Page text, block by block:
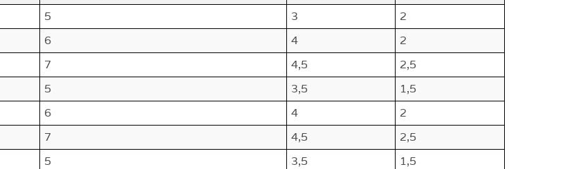
5 3
2
6 4
2
7 4,5
2,5
5 3,5
1,5
6 4
2
7 4,5
2,5
5 3,5
1,5